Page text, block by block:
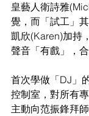
皇藝人衛詩雅
覺，而「試工」
凱欣(Karen)加持
聲音「有戲」，
首次學做「DJ」
控制室，對所有
主動向范振鋒拜